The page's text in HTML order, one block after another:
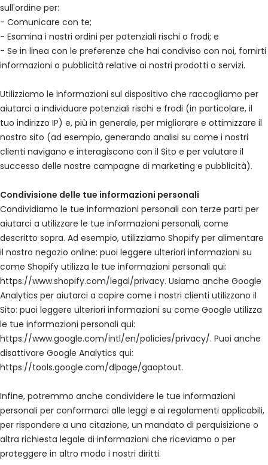
sull'ordine per:
- Comunicare con te;
- Esamina i nostri ordini per potenziali rischi o frodi; e
- Se in linea con le preferenze che hai condiviso con noi, fornirti
informazioni o pubblicità relative ai nostri prodotti o servizi.
Utilizziamo le informazioni sul dispositivo che raccogliamo per
aiutarci a individuare potenziali rischi e frodi (in particolare, il
tuo indirizzo IP) e, più in generale, per migliorare e ottimizzare il
nostro sito (ad esempio, generando analisi su come i nostri
clienti navigano e interagiscono con il Sito e per valutare il
successo delle nostre campagne di marketing e pubblicità).
Condivisione delle tue informazioni personali
Condividiamo le tue informazioni personali con terze parti per
aiutarci a utilizzare le tue informazioni personali, come
descritto sopra. Ad esempio, utilizziamo Shopify per alimentare
il nostro negozio online: puoi leggere ulteriori informazioni su
come Shopify utilizza le tue informazioni personali qui:
https://www.shopify.com/legal/privacy. Usiamo anche Google
Analytics per aiutarci a capire come i nostri clienti utilizzano il
Sito: puoi leggere ulteriori informazioni su come Google utilizza
le tue informazioni personali qui:
https://www.google.com/intl/en/policies/privacy/. Puoi anche
disattivare Google Analytics qui:
https://tools.google.com/dlpage/gaoptout.
Infine, potremmo anche condividere le tue informazioni
personali per conformarci alle leggi e ai regolamenti applicabili,
per rispondere a una citazione, un mandato di perquisizione o
altra richiesta legale di informazioni che riceviamo o per
proteggere in altro modo i nostri diritti.